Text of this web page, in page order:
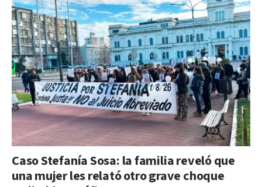
Caso Stefanía Sosa: la familia reveló que
una mujer les relató otro grave choque